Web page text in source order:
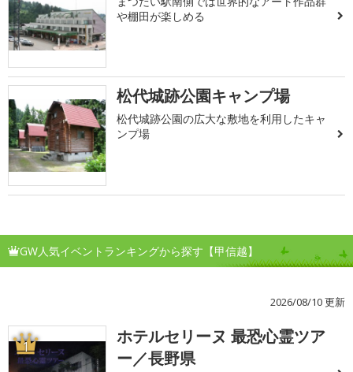
や棚田が楽しめる
松代城跡公園キャンプ場
松代城跡公園の広大な敷地を利用したキャ
ンプ場
GW人気イベントランキングから探す【甲信越】
2026/08/10 更新
1
ホテルセリーヌ 最恐心霊ツア
ー／長野県